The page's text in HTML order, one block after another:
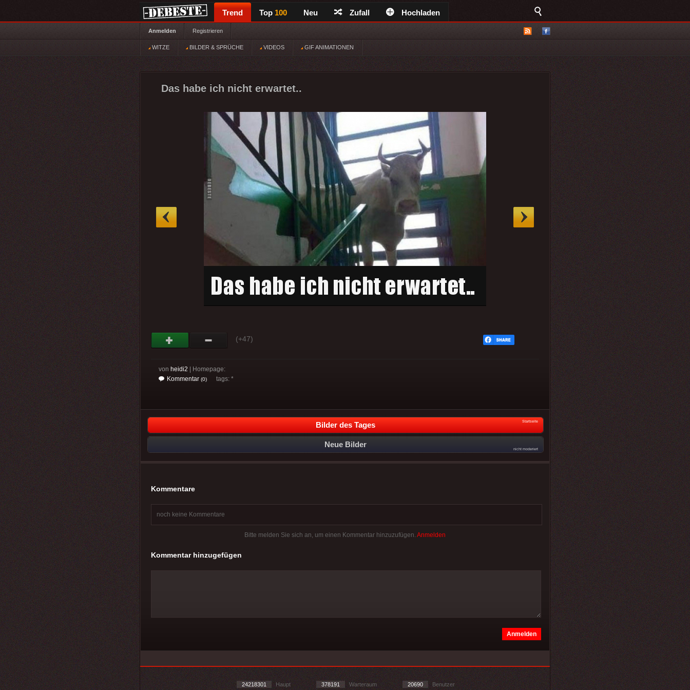
Trend Top 100 Neu Zufall Hochladen
Anmelden Registrieren
WITZE BILDER & SPRÜCHE VIDEOS GIF ANIMATIONEN
Das habe ich nicht erwartet..
(+47)
von heidi2 | Homepage:
Kommentar (0) tags: *
Bilder des Tages Startseite
Neue Bilder
nicht moderiert
Kommentare
noch keine Kommentare
Bitte melden Sie sich an, um einen Kommentar hinzuzufügen. Anmelden
Kommentar hinzugefügen
24218301 Haupt 378191 Warteraum 20690 Benutzer